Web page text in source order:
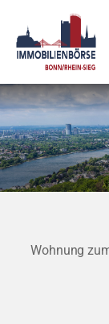
Inhalt
springen
Wohnung